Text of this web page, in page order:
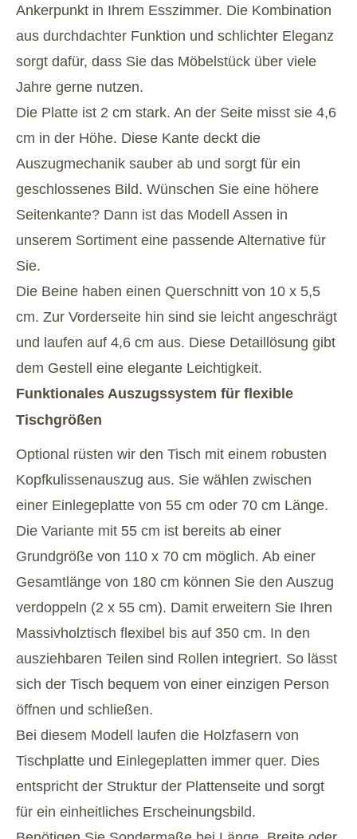
Ankerpunkt in Ihrem Esszimmer. Die Kombination
aus durchdachter Funktion und schlichter Eleganz
sorgt dafür, dass Sie das Möbelstück über viele
Jahre gerne nutzen.
Die Platte ist 2 cm stark. An der Seite misst sie 4,6
cm in der Höhe. Diese Kante deckt die
Auszugmechanik sauber ab und sorgt für ein
geschlossenes Bild. Wünschen Sie eine höhere
Seitenkante? Dann ist das Modell Assen in
unserem Sortiment eine passende Alternative für
Sie.
Die Beine haben einen Querschnitt von 10 x 5,5
cm. Zur Vorderseite hin sind sie leicht angeschrägt
und laufen auf 4,6 cm aus. Diese Detaillösung gibt
dem Gestell eine elegante Leichtigkeit.
Funktionales Auszugssystem für flexible
Tischgrößen
Optional rüsten wir den Tisch mit einem robusten
Kopfkulissenauszug aus. Sie wählen zwischen
einer Einlegeplatte von 55 cm oder 70 cm Länge.
Die Variante mit 55 cm ist bereits ab einer
Grundgröße von 110 x 70 cm möglich. Ab einer
Gesamtlänge von 180 cm können Sie den Auszug
verdoppeln (2 x 55 cm). Damit erweitern Sie Ihren
Massivholztisch flexibel bis auf 350 cm. In den
ausziehbaren Teilen sind Rollen integriert. So lässt
sich der Tisch bequem von einer einzigen Person
öffnen und schließen.
Bei diesem Modell laufen die Holzfasern von
Tischplatte und Einlegeplatten immer quer. Dies
entspricht der Struktur der Plattenseite und sorgt
für ein einheitliches Erscheinungsbild.